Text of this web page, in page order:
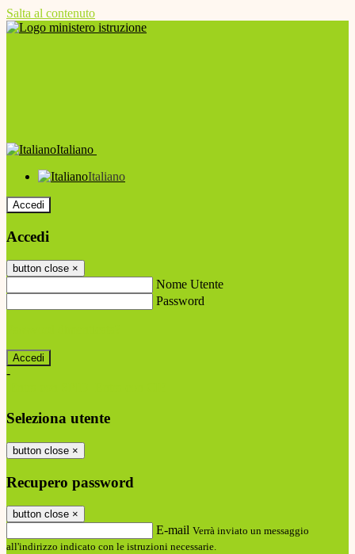
Salta al contenuto
Italiano
Italiano
Accedi
Accedi
button close ×
Nome Utente
Password
-
Seleziona utente
button close ×
Recupero password
button close ×
E-mail Verrà inviato un messaggio
all'indirizzo indicato con le istruzioni necessarie.